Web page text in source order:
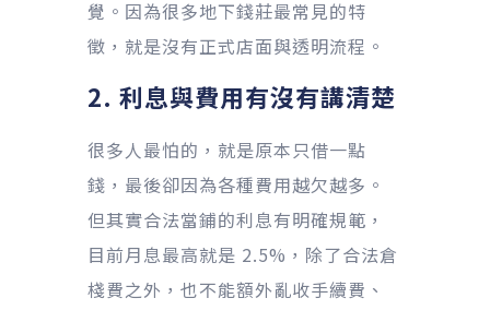
覺。因為很多地下錢莊最常見的特
徵，就是沒有正式店面與透明流程。
2. 利息與費用有沒有講清楚
很多人最怕的，就是原本只借一點
錢，最後卻因為各種費用越欠越多。
但其實合法當鋪的利息有明確規範，
目前月息最高就是 2.5%，除了合法倉
棧費之外，也不能額外亂收手續費、